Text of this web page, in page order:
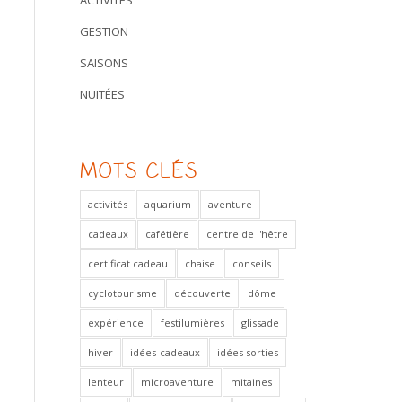
GESTION
SAISONS
NUITÉES
MOTS CLÉS
activités aquarium aventure
cadeaux cafétière centre de l'hêtre
certificat cadeau chaise conseils
cyclotourisme découverte dôme
expérience festilumières glissade
hiver idées-cadeaux idées sorties
lenteur microaventure mitaines